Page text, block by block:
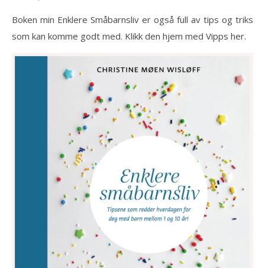
Boken min Enklere Småbarnsliv er også full av tips og triks
som kan komme godt med. Klikk den hjem med Vipps her.